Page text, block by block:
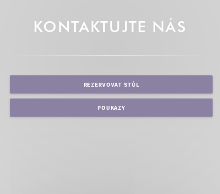
KONTAKTUJTE NÁS
REZERVOVAT STŮL
POUKAZY